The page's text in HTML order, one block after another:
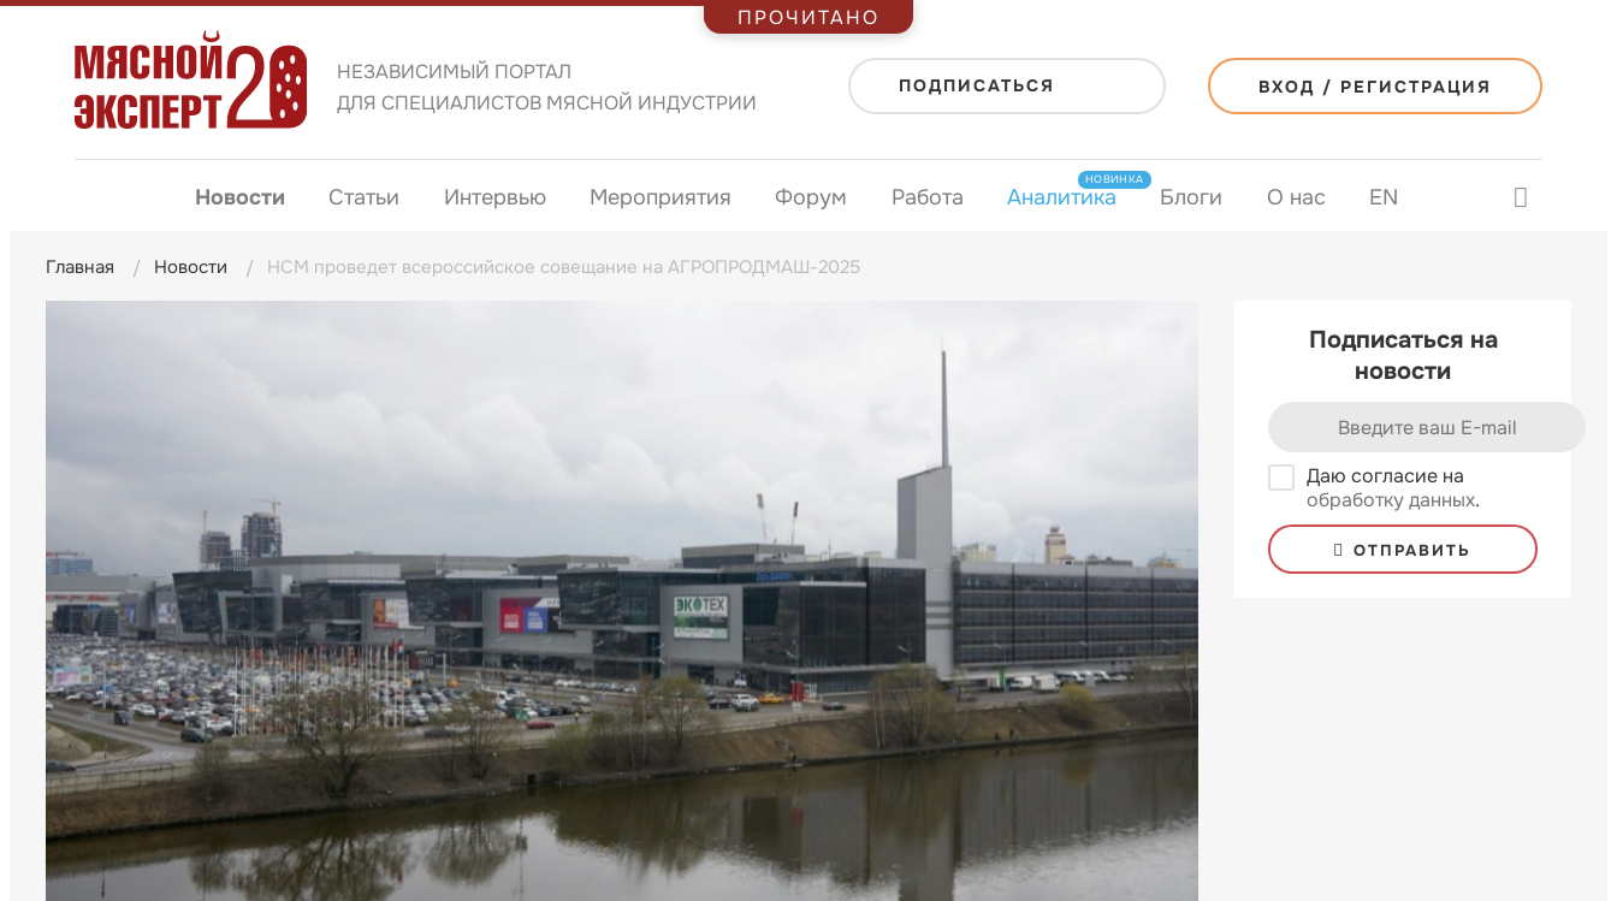
НЕЗАВИСИМЫЙ ПОРТАЛ
ДЛЯ СПЕЦИАЛИСТОВ МЯСНОЙ ИНДУСТРИИ
ПОДПИСАТЬСЯ ВХОД / РЕГИСТРАЦИЯ
Новости Статьи Интервью Мероприятия Форум Работа Аналитика
НОВИНКА
Блоги О нас EN
Главная Новости НСМ проведет всероссийское совещание на АГРОПРОДМАШ-2025
Подписаться на
новости
Даю согласие на
обработку данных.
ОТПРАВИТЬ
ПРОЧИТАНО